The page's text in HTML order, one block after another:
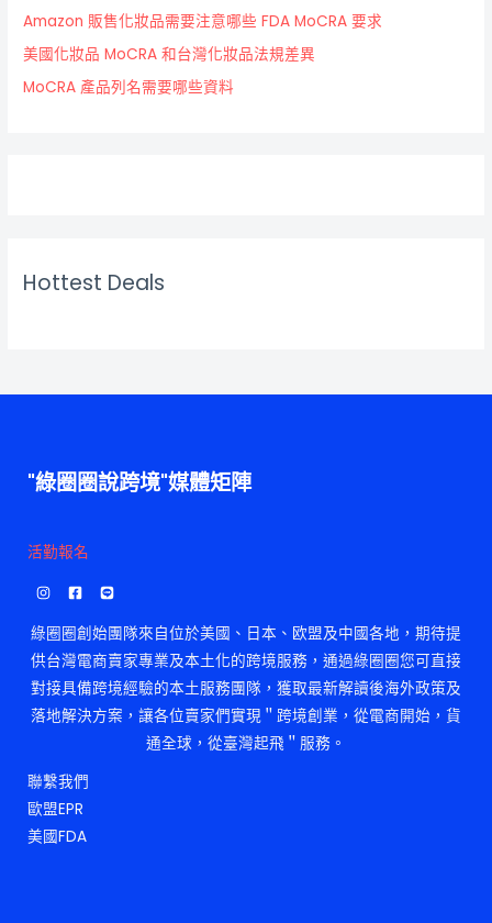
Amazon 販售化妝品需要注意哪些 FDA MoCRA 要求
美國化妝品 MoCRA 和台灣化妝品法規差異
MoCRA 產品列名需要哪些資料
Hottest Deals
"綠圈圈說跨境"媒體矩陣
活勤報名
綠圈圈創始團隊來自位於美國、日本、欧盟及中國各地，期待提
供台灣電商賣家專業及本土化的跨境服務，通過綠圈圈您可直接
對接具備跨境經驗的本土服務團隊，獲取最新解讀後海外政策及
落地解決方案，讓各位賣家們實現＂跨境創業，從電商開始，貨
通全球，從臺灣起飛＂服務。
聯繫我們
歐盟EPR
美國FDA